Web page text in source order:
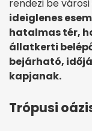
rendezi be
ideiglenes
hatalmas tér,
állatkerti
bejárható,
kapjanak.
Trópusi